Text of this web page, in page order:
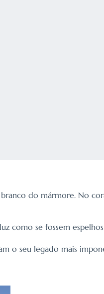
do mármore. No
se fossem
o seu legado mais